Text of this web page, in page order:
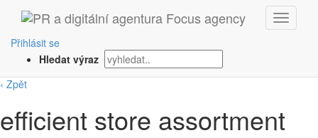
Přihlásit se
Hledat výraz
‹ Zpět
efficient store assortment